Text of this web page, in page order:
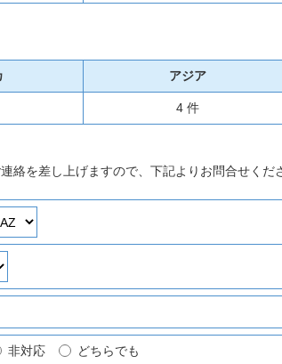
アジア
4 件
を差し上げますので、下記よりお問合せくだ
非対応 どちらでも